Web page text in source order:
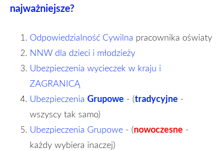
najważniejsze?
Odpowiedzialność Cywilna pracownika oświaty
NNW dla dzieci i młodzieży
Ubezpieczenia wycieczek w kraju i
ZAGRANICĄ
Ubezpieczenia Grupowe - (tradycyjne -
wszyscy tak samo)
Ubezpieczenia Grupowe - (nowoczesne -
każdy wybiera inaczej)